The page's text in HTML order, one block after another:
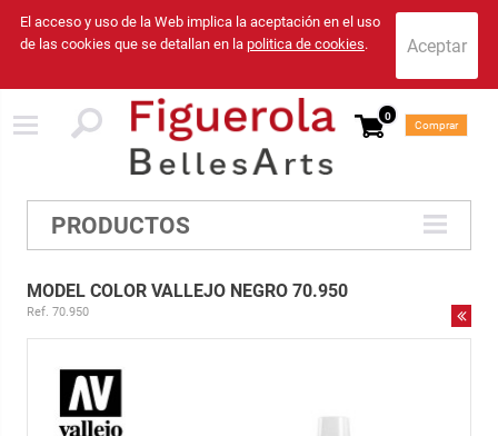
El acceso y uso de la Web implica la aceptación en el uso
de las cookies que se detallan en la politica de cookies.
0
Comprar
PRODUCTOS
MODEL COLOR VALLEJO NEGRO 70.950
Ref. 70.950